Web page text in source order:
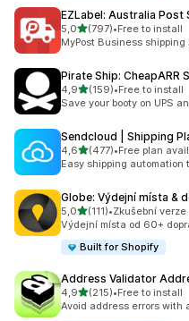
EZLabel: Australia Post
5,0z 5 hvězd
(797)
Celkový počet recenzí: 797
•Free to install
MyPost Business
Pirate Ship: CheapARR
4,9z 5 hvězd
(159)
Celkový počet recenzí: 159
•Free to install
Save your booty on UPS
Sendcloud | Shipping
4,6z 5 hvězd
(477)
Celkový počet recenzí: 477
•Free plan
Easy shipping automation
Globe: Výdejní místa &
5,0z 5 hvězd
(111)
Celkový počet recenzí: 111
•Zkušební verze
Výdejní místa od 60+
Built for Shopify
Address Validator
4,9z 5 hvězd
(215)
Celkový počet recenzí: 215
•Free to install
Avoid address errors with